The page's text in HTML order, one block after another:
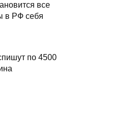
все
в РФ себя
по 4500
словно
несколько ошибок
при снятии
большие